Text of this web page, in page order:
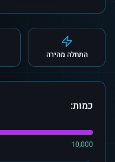
התחלה מהירה
כמות:
10,000